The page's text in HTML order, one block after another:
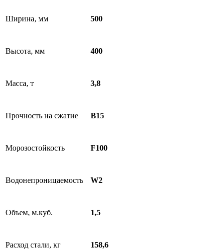
Ширина, мм 500
Высота, мм 400
Масса, т 3,8
Прочность на сжатие B15
Морозостойкость F100
Водонепроницаемость W2
Объем, м.куб. 1,5
Расход стали, кг 158,6